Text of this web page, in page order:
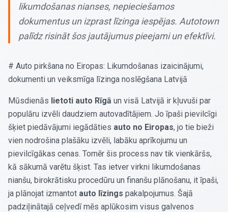
likumdošanas nianses, nepieciešamos
dokumentus un izprast līzinga iespējas. Autotown
palīdz risināt šos jautājumus pieejami un efektīvi.
# Auto pirkšana no Eiropas: Likumdošanas izaicinājumi,
dokumenti un veiksmīga līzinga noslēgšana Latvijā
Mūsdienās lietoti auto Rīgā un visā Latvijā ir kļuvuši par
populāru izvēli daudziem autovadītājiem. Jo īpaši pievilcīgi
šķiet piedāvājumi iegādāties auto no Eiropas, jo tie bieži
vien nodrošina plašāku izvēli, labāku aprīkojumu un
pievilcīgākas cenas. Tomēr šis process nav tik vienkāršs,
kā sākumā varētu šķist. Tas ietver virkni likumdošanas
nianšu, birokrātisku procedūru un finanšu plānošanu, it īpaši,
ja plānojat izmantot auto līzings pakalpojumus. Šajā
padziļinātajā ceļvedī mēs aplūkosim visus galvenos